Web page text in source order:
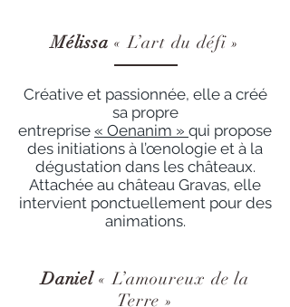
Mélissa« L’art du défi »
Créative et passionnée, elle a créé
sa propre
entreprise « Oenanim » qui propose
des initiations à l’œnologie et à la
dégustation dans les châteaux.
Attachée au château Gravas, elle
intervient ponctuellement pour des
animations.
Daniel« L’amoureux de la
Terre »